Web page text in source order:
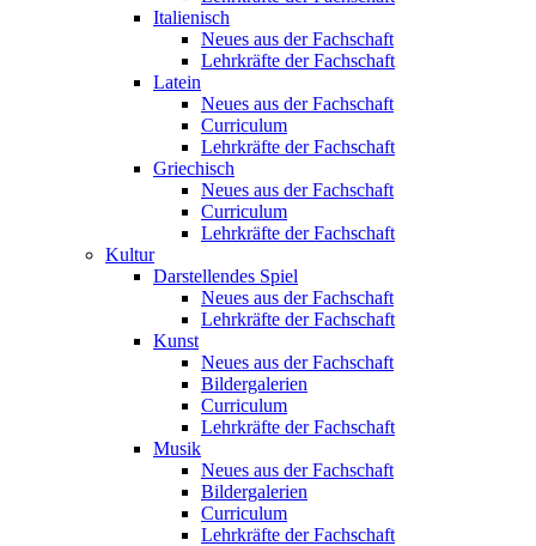
Italienisch
Neues aus der Fachschaft
Lehrkräfte der Fachschaft
Latein
Neues aus der Fachschaft
Curriculum
Lehrkräfte der Fachschaft
Griechisch
Neues aus der Fachschaft
Curriculum
Lehrkräfte der Fachschaft
Kultur
Darstellendes Spiel
Neues aus der Fachschaft
Lehrkräfte der Fachschaft
Kunst
Neues aus der Fachschaft
Bildergalerien
Curriculum
Lehrkräfte der Fachschaft
Musik
Neues aus der Fachschaft
Bildergalerien
Curriculum
Lehrkräfte der Fachschaft